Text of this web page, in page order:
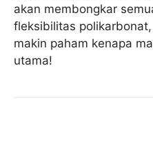
akan membongkar
fleksibilitas
makin paham kenapa
utama!